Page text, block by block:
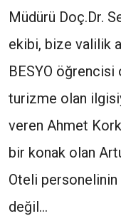
Müdürü Doç.Dr.
ekibi, bize valilik
BESYO öğrencisi
turizme olan
veren Ahmet
bir konak olan
Oteli
değil…